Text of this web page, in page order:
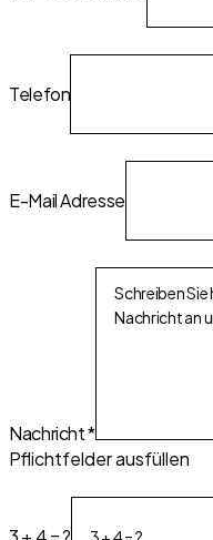
Telefon
E-Mail Adresse
Nachricht*
Pflichtfelder ausfüllen